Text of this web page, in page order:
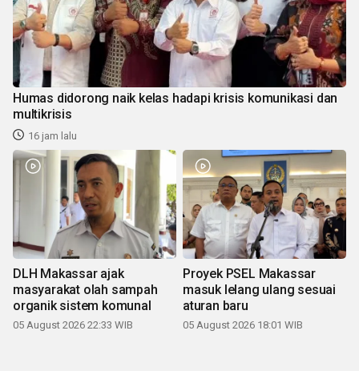
Humas didorong naik kelas hadapi krisis komunikasi dan
multikrisis
16 jam lalu
DLH Makassar ajak
masyarakat olah sampah
organik sistem komunal
05 August 2026 22:33 WIB
Proyek PSEL Makassar
masuk lelang ulang sesuai
aturan baru
05 August 2026 18:01 WIB